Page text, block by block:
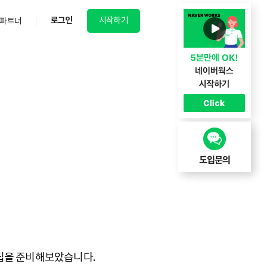
파트너 로그인 시작하기
준비해보았습니다.